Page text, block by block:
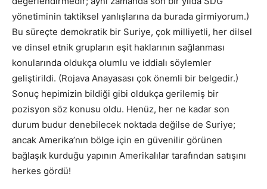
yönetiminin taktiksel yanlışlarına da burada girmiyorum.)
Bu süreçte demokratik bir Suriye, çok milliyetli, her dilsel
ve dinsel etnik grupların eşit haklarının sağlanması
konularında oldukça olumlu ve iddialı söylemler
geliştirildi. (Rojava Anayasası çok önemli bir belgedir.)
Sonuç hepimizin bildiği gibi oldukça gerilemiş bir
pozisyon söz konusu oldu. Henüz, her ne kadar son
durum budur denebilecek noktada değilse de Suriye;
ancak Amerika’nın bölge için en güvenilir görünen
bağlaşık kurduğu yapının Amerikalılar tarafından satışını
herkes gördü!